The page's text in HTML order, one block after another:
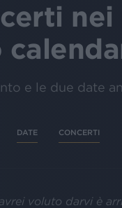
e le due date
DATE CONCERTI
voluto darvi è